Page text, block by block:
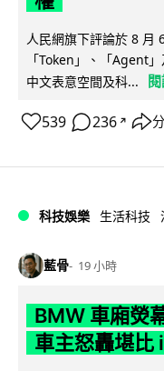
人民網旗下評論於 8 月
「Token」、「Agent
中文表意空間及科...
539 236 ↗
科技娛樂 生活科技
藍骨 19 小時
BMW 車廂熒
車主怒轟堪比